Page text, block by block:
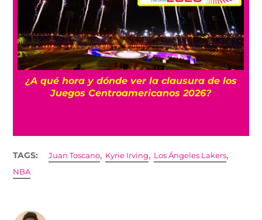
¿A qué hora y dónde ver la clausura de los
Juegos Centroamericanos 2026?
TAGS: Juan Toscano, Kyrie Irving, Los Ángeles Lakers,
NBA